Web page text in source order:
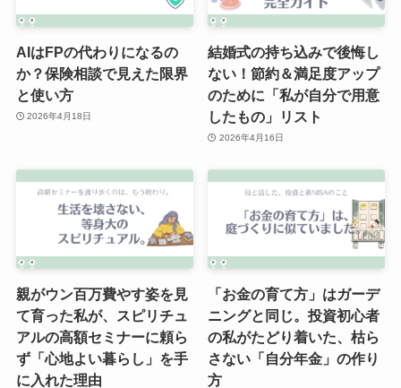
AIはFPの代わりになるの
か？保険相談で見えた限界
と使い方
2026年4月18日
結婚式の持ち込みで後悔し
ない！節約＆満足度アップ
のために「私が自分で用意
したもの」リスト
2026年4月16日
親がウン百万費やす姿を見
て育った私が、スピリチュ
アルの高額セミナーに頼ら
ず「心地よい暮らし」を手
に入れた理由
「お金の育て方」はガーデ
ニングと同じ。投資初心者
の私がたどり着いた、枯ら
さない「自分年金」の作り
方